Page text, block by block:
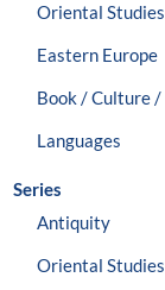
Oriental Studies
Eastern Europe
Book / Culture
Languages
Series
Antiquity
Oriental Studies